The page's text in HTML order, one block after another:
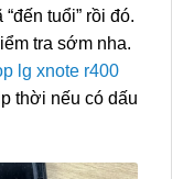
tuổi” rồi đó.
tra sớm nha.
lg xnote r400
thời nếu có dấu